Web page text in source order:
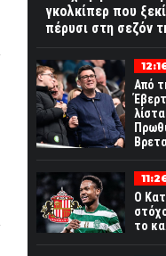
γκολκίπερ που
πέρυσι στη σεζόν
Από
Ο
το